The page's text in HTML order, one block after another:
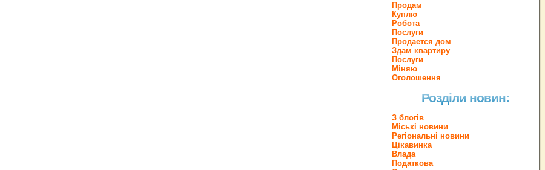
Продам
Куплю
Робота
Послуги
Продается дом
Здам квартиру
Послуги
Міняю
Оголошення
Розділи новин:
З блогів
Міські новини
Регіональні новини
Цікавинка
Влада
Податкова